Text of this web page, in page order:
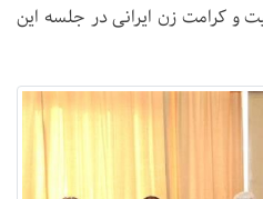
و کرامت زن ایرانی در جلسه این